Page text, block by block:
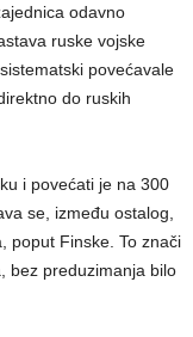
odavno
ruske vojske
povećavale
do ruskih
i povećati je na 300
se, između ostalog,
poput Finske. To znači
bez preduzimanja bilo